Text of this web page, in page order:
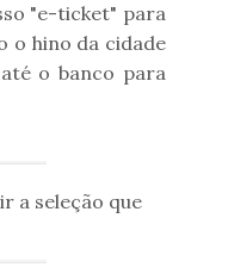
"e-ticket" para
o hino da cidade
o banco para
a seleção que